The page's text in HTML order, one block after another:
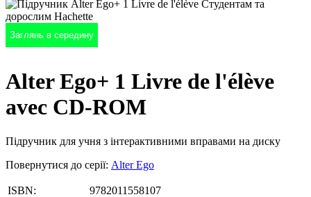
Заглянь в середину
Alter Ego+ 1 Livre de l'élève
avec CD-ROM
Підручник для учня з інтерактивними вправами на диску
Повернутися до серії: Alter Ego
ISBN:
9782011558107